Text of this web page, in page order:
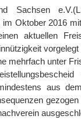
Sachsen
im Oktober 2016
aktuellen
mehrfach unter
aus